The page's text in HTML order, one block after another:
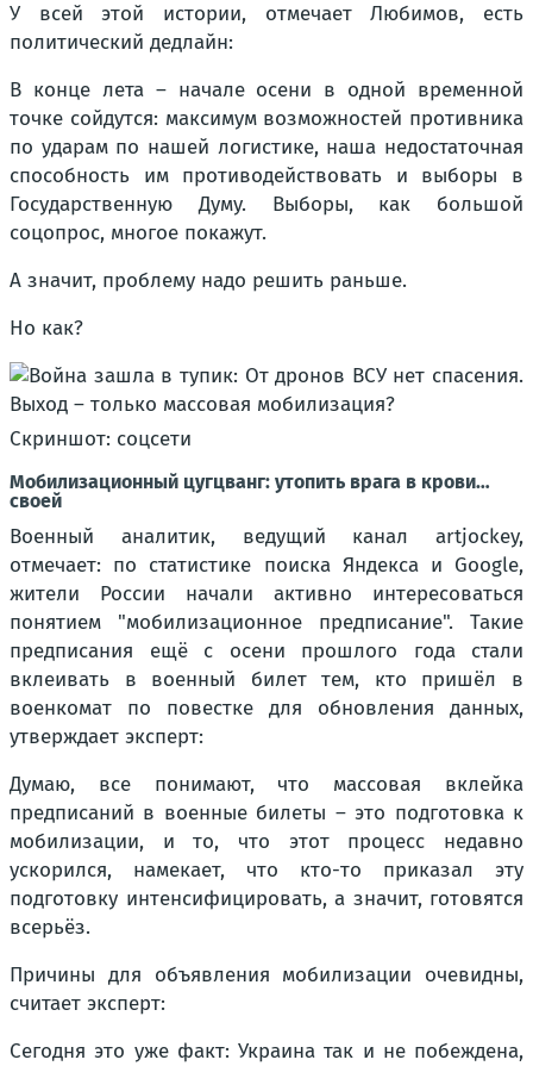
У всей этой истории, отмечает Любимов, есть
политический дедлайн:
В конце лета – начале осени в одной временной
точке сойдутся: максимум возможностей противника
по ударам по нашей логистике, наша недостаточная
способность им противодействовать и выборы в
Государственную Думу. Выборы, как большой
соцопрос, многое покажут.
А значит, проблему надо решить раньше.
Но как?
Скриншот: соцсети
Мобилизационный цугцванг: утопить врага в крови…
своей
Военный аналитик, ведущий канал artjockey,
отмечает: по статистике поиска Яндекса и Google,
жители России начали активно интересоваться
понятием "мобилизационное предписание". Такие
предписания ещё с осени прошлого года стали
вклеивать в военный билет тем, кто пришёл в
военкомат по повестке для обновления данных,
утверждает эксперт:
Думаю, все понимают, что массовая вклейка
предписаний в военные билеты – это подготовка к
мобилизации, и то, что этот процесс недавно
ускорился, намекает, что кто-то приказал эту
подготовку интенсифицировать, а значит, готовятся
всерьёз.
Причины для объявления мобилизации очевидны,
считает эксперт:
Сегодня это уже факт: Украина так и не побеждена,